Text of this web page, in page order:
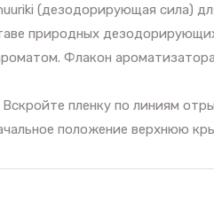
(дезодорирующая сила)
природных
Флакон
пленку по линиям
положение верхнюю